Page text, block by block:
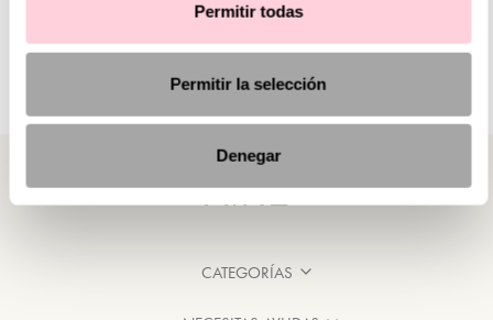
Permitir todas
Permitir la selección
Denegar
CATEGORÍAS